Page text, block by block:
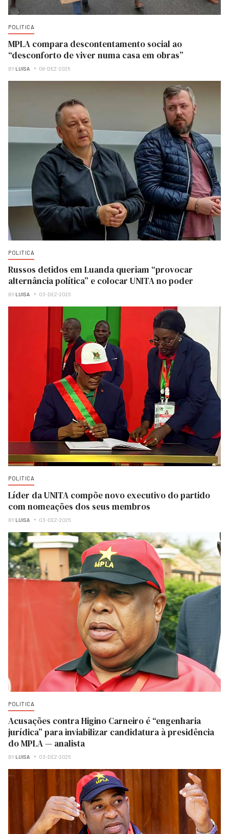
POLITICA
MPLA compara descontentamento social ao
“desconforto de viver numa casa em obras”
BY LUISA 08-DEZ-2025
POLITICA
Russos detidos em Luanda queriam “provocar
alternância política” e colocar UNITA no poder
BY LUISA 03-DEZ-2025
POLITICA
Líder da UNITA compõe novo executivo do partido
com nomeações dos seus membros
BY LUISA 03-DEZ-2025
POLITICA
Acusações contra Higino Carneiro é “engenharia
jurídica” para inviabilizar candidatura à presidência
do MPLA — analista
BY LUISA 03-DEZ-2025